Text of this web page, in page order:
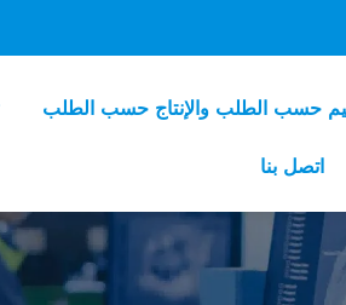
حسب الطلب والإنتاج حسب الطلب
اتصل بنا